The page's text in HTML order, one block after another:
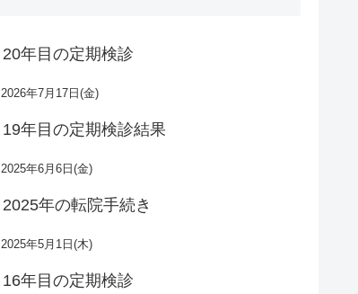
20年目の定期検診
2026年7月17日(金)
19年目の定期検診結果
2025年6月6日(金)
2025年の転院手続き
2025年5月1日(木)
16年目の定期検診